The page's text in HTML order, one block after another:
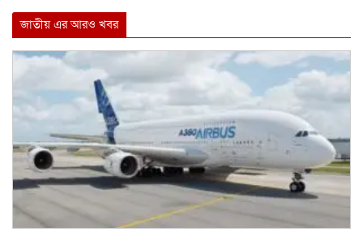
জাতীয় এর আরও খবর